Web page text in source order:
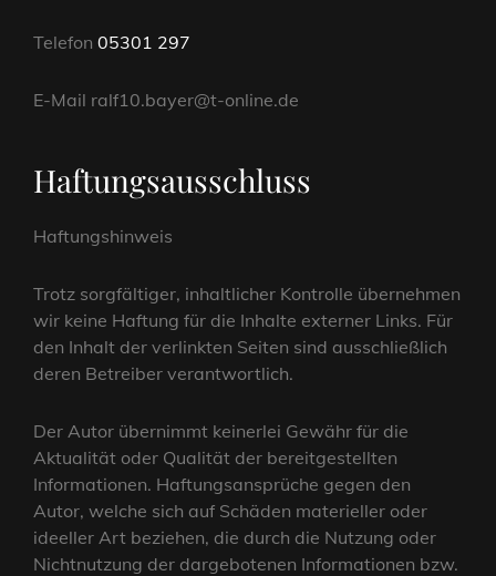
Telefon 05301 297
E-Mail ralf10.bayer@t-online.de
Haftungsausschluss
Haftungshinweis
Trotz sorgfältiger, inhaltlicher Kontrolle übernehmen
wir keine Haftung für die Inhalte externer Links. Für
den Inhalt der verlinkten Seiten sind ausschließlich
deren Betreiber verantwortlich.
Der Autor übernimmt keinerlei Gewähr für die
Aktualität oder Qualität der bereitgestellten
Informationen. Haftungsansprüche gegen den
Autor, welche sich auf Schäden materieller oder
ideeller Art beziehen, die durch die Nutzung oder
Nichtnutzung der dargebotenen Informationen bzw.